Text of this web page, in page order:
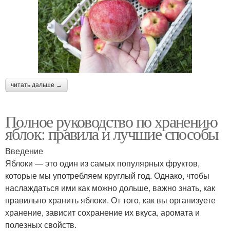
читать дальше →
Полное руководство по хранению
яблок: правила и лучшие способы
Введение
Яблоки — это один из самых популярных фруктов,
которые мы употребляем круглый год. Однако, чтобы
наслаждаться ими как можно дольше, важно знать, как
правильно хранить яблоки. От того, как вы организуете
хранение, зависит сохранение их вкуса, аромата и
полезных свойств.